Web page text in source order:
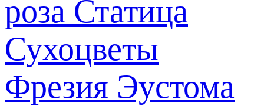
роза Статица
Сухоцветы
Фрезия Эустома